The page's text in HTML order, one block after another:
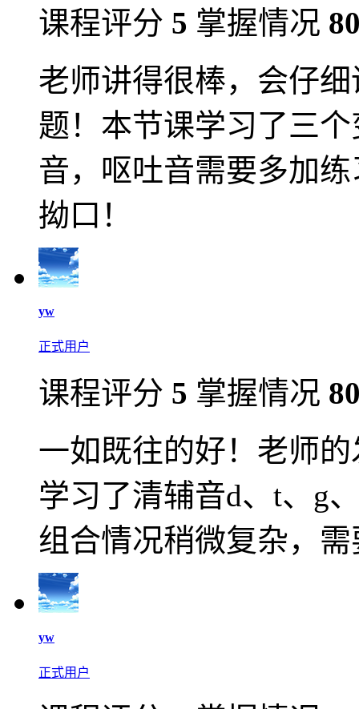
课程评分 5 掌握情况
老师讲得很棒，会仔
题！本节课学习了三
音，呕吐音需要多加
拗口！
yw
正式用户
课程评分 5 掌握情况
一如既往的好！老师
学习了清辅音d、t、g
组合情况稍微复杂，
yw
正式用户